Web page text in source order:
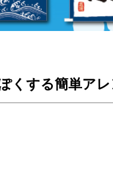
くする簡単ア